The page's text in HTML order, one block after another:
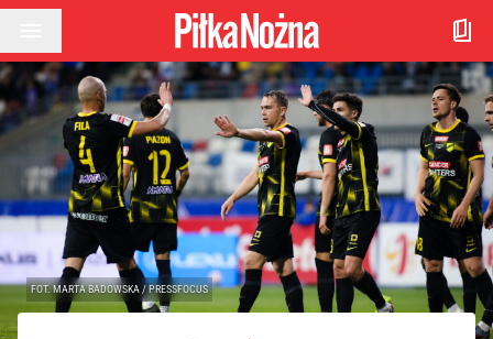
Przejdź do treści
FOT. MARTA BADOWSKA / PRESSFOCUS